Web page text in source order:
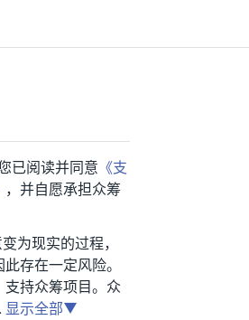
已阅读并同意 《支
，并自愿承担众筹
为现实的过程，
存在一定风险。
持众筹项目。众
显示全部